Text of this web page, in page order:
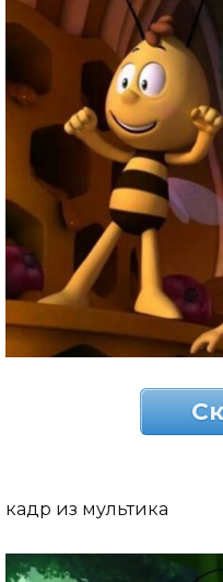
кадр из мультика